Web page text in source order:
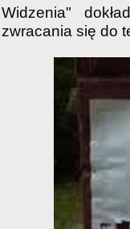
Widzenia"
zwracania się do